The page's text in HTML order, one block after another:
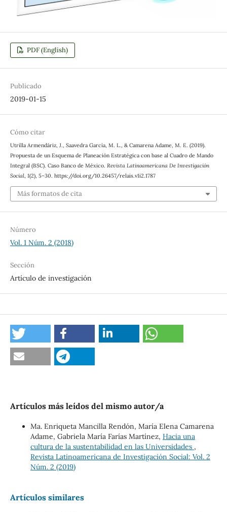
PDF (English)
Publicado
2019-01-15
Cómo citar
Utrilla Armendáriz, J., Saavedra García, M. L., & Camarena Adame, M. E. (2019).
Propuesta de un Esquema de Planeación Estratégica con base al Cuadro de Mando
Integral (BSC). Caso Banco de México. Revista Latinoamericana De Investigación
Social, 1(2), 5–30. https://doi.org/10.26457/relais.v1i2.1787
Más formatos de cita
Número
Vol. 1 Núm. 2 (2018)
Sección
Artículo de investigación
Artículos más leídos del mismo autor/a
Ma. Enriqueta Mancilla Rendón, María Elena Camarena
Adame, Gabriela María Farías Martínez, Hacia una
cultura de la sustentabilidad en las Universidades ,
Revista Latinoamericana de Investigación Social: Vol. 2
Núm. 2 (2019)
Artículos similares